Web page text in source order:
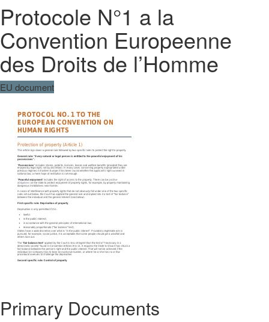
Protocole N°1 a la
Convention Europeenne
des Droits de l’Homme
EU document
Primary Documents